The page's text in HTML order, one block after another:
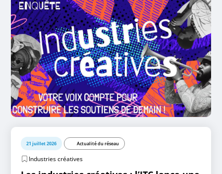
21 juillet 2026 Actualité du réseau
Industries créatives